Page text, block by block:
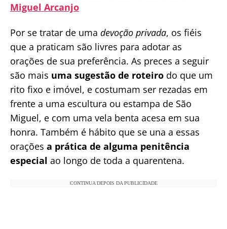
Miguel Arcanjo
Por se tratar de uma devoção privada, os fiéis
que a praticam são livres para adotar as
orações de sua preferência. As preces a seguir
são mais uma sugestão de roteiro do que um
rito fixo e imóvel, e costumam ser rezadas em
frente a uma escultura ou estampa de São
Miguel, e com uma vela benta acesa em sua
honra. Também é hábito que se una a essas
orações a prática de alguma penitência
especial ao longo de toda a quarentena.
CONTINUA DEPOIS DA PUBLICIDADE